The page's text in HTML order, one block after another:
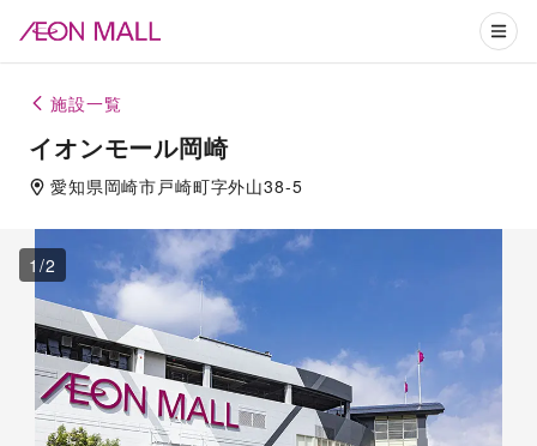
施設一覧
イオンモール岡崎
愛知県岡崎市戸崎町字外山38-5
1 /2